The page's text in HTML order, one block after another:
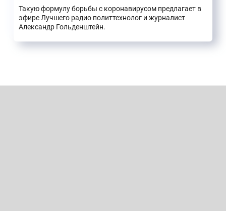
Такую формулу борьбы с коронавирусом предлагает в
эфире Лучшего радио политтехнолог и журналист
Александр Гольденштейн.